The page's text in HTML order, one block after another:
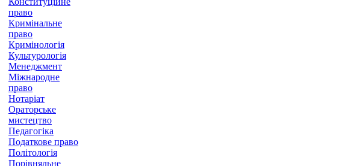
право
Кримінальне
право
Кримінологія
Культурологія
Менеджмент
Міжнародне
право
Нотаріат
Ораторське
мистецтво
Педагогіка
Податкове право
Політологія
Порівняльне